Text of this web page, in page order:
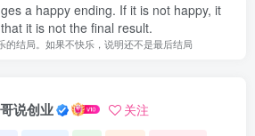
a happy ending. If it is not happy, it
it is not the final result.
的结局。如果不快乐，说明还不是最后结局
说创业 关注